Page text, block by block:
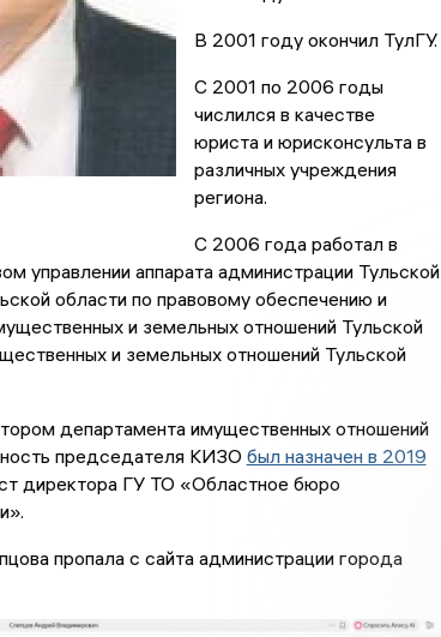
В 2001 году окончил ТулГУ.
С 2001 по 2006 годы
числился в качестве
юриста и юрисконсульта в
различных учреждения
региона.
С 2006 года работал в
управлении аппарата администрации Тульской
области по правовому обеспечению и
и земельных отношений Тульской
и земельных отношений Тульской
департамента имущественных отношений
председателя КИЗО был назначен в 2019
директора ГУ ТО «Областное бюро
пропала с сайта администрации города